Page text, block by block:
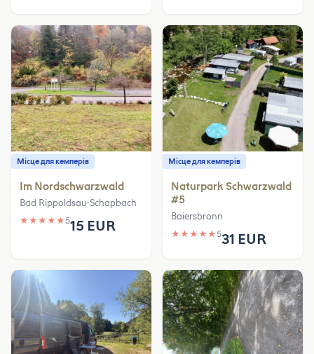
Місце для кемперів
Im Nordschwarzwald
Bad Rippoldsau-Schapbach
★ ★ ★ ★ ★515 EUR
Місце для кемперів
Naturpark Schwarzwald
#5
Baiersbronn
★ ★ ★ ★ ★531 EUR